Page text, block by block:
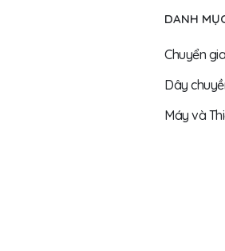
DANH
Chuyển
Dây
Máy và